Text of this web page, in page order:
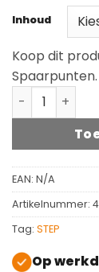
Inhoud
Koop dit
Spaarpunten.
STEP Sealer
EAN: N/A
Artikelnummer:
Tag: STEP
Op